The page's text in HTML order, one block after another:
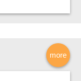
more